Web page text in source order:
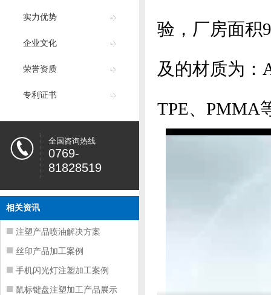
实力优势
企业文化
荣誉资质
专利证书
全国咨询热线
0769-
81828519
相关资讯
注塑产品喷油解决方案
丝印产品加工案例
手机闪光灯注塑加工案例
鼠标键盘注塑加工产品展示
验，厂房面积
及的材质为：
TPE、PMMA